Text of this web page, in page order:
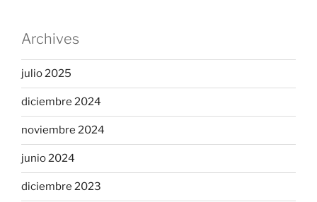
Archives
julio 2025
diciembre 2024
noviembre 2024
junio 2024
diciembre 2023